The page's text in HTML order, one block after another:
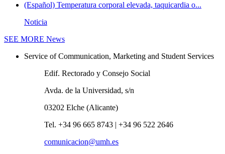
(Español) Temperatura corporal elevada, taquicardia o...
Noticia
SEE MORE News
Service of Communication, Marketing and Student Services
Edif. Rectorado y Consejo Social
Avda. de la Universidad, s/n
03202 Elche (Alicante)
Tel. +34 96 665 8743 | +34 96 522 2646
comunicacion@umh.es